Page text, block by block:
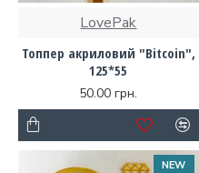
LovePak
Топпер акриловий "Bitcoin",
125*55
50.00 грн.
NEW